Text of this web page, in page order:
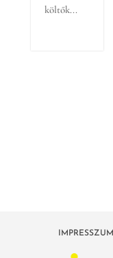
költők...
IMPRESSZUM